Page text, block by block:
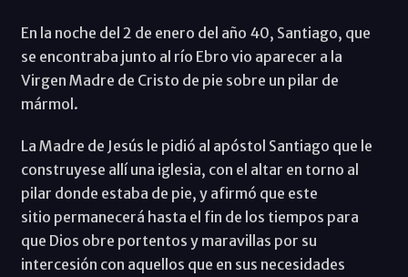
En la noche del 2 de enero del año 40, Santiago, que
se encontraba junto al río Ebro vio aparecer a la
Virgen Madre de Cristo de pie sobre un pilar de
mármol.
La Madre de Jesús le pidió al apóstol Santiago que le
construyese allí una iglesia, con el altar en torno al
pilar donde estaba de pie, y afirmó que este
sitio permanecerá hasta el fin de los tiempos para
que Dios obre portentos y maravillas por su
intercesión con aquellos que en sus necesidades